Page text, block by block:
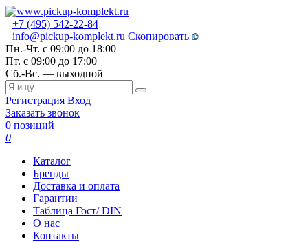
+7 (495) 542-22-84
info@pickup-komplekt.ru Скопировать
Пн.-Чт. с 09:00 до 18:00
Пт. с 09:00 до 17:00
Сб.-Вс. — выходной
Регистрация Вход
Заказать звонок
0 позиций
0
Каталог
Бренды
Доставка и оплата
Гарантии
Таблица Гост/ DIN
О нас
Контакты